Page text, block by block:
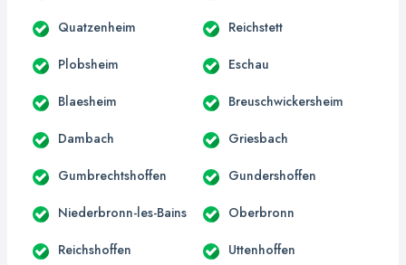
Quatzenheim Reichstett
Plobsheim Eschau
Blaesheim Breuschwickersheim
Dambach Griesbach
Gumbrechtshoffen Gundershoffen
Niederbronn-les-Bains Oberbronn
Reichshoffen Uttenhoffen